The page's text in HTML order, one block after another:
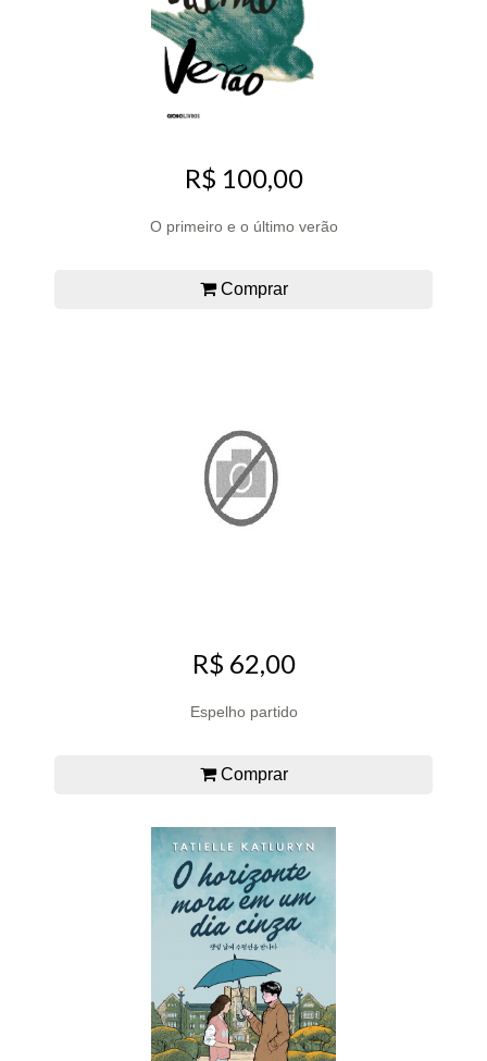
R$ 100,00
O primeiro e o último verão
Comprar
R$ 62,00
Espelho partido
Comprar